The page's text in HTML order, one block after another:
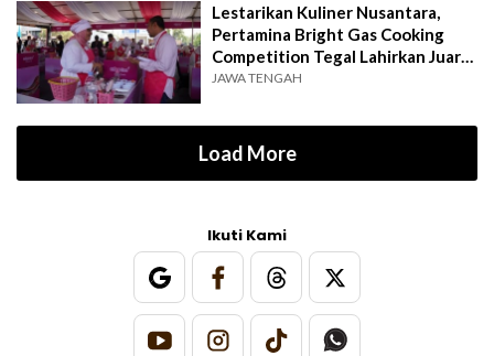
Lestarikan Kuliner Nusantara,
Pertamina Bright Gas Cooking
Competition Tegal Lahirkan Juara
Baru
JAWA TENGAH
Load More
Ikuti Kami